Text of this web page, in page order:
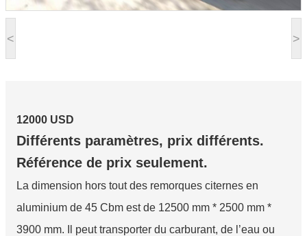
< >
12000 USD
Différents paramètres, prix différents.
Référence de prix seulement.
La dimension hors tout des remorques citernes en
aluminium de 45 Cbm est de 12500 mm * 2500 mm *
3900 mm. Il peut transporter du carburant, de l’eau ou